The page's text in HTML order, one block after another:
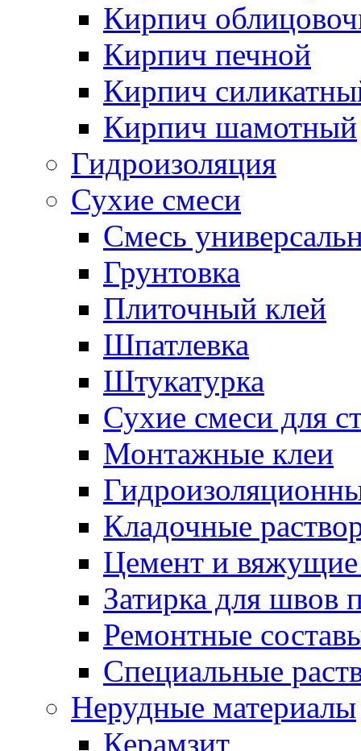
Кирпич
Кирпич печной
Кирпич
Кирпич шамотный
Гидроизоляция
Сухие смеси
Смесь
Грунтовка
Плиточный клей
Шпатлевка
Штукатурка
Сухие смеси для
Монтажные клеи
Кладочные
Цемент и
Затирка для швов
Ремонтные
Специальные
Нерудные материалы
Керамзит